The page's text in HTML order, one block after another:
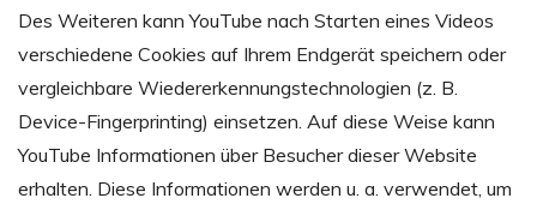
Des Weiteren kann YouTube nach Starten eines Videos
verschiedene Cookies auf Ihrem Endgerät speichern oder
vergleichbare Wiedererkennungstechnologien (z. B.
Device-Fingerprinting) einsetzen. Auf diese Weise kann
YouTube Informationen über Besucher dieser Website
erhalten. Diese Informationen werden u. a. verwendet, um